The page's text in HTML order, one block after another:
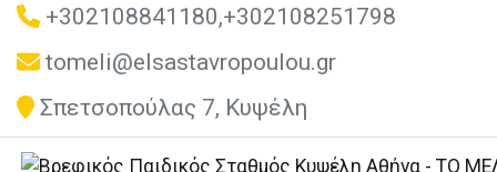
+302108841180,+302108251798
tomeli@elsastavropoulou.gr
Σπετσοπούλας 7, Κυψέλη